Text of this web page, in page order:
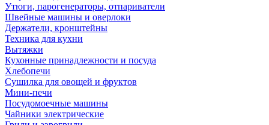
Утюги, парогенераторы, отпариватели
Швейные машины и оверлоки
Держатели, кронштейны
Техника для кухни
Вытяжки
Кухонные принадлежности и посуда
Хлебопечи
Сушилка для овощей и фруктов
Мини-печи
Посудомоечные машины
Чайники электрические